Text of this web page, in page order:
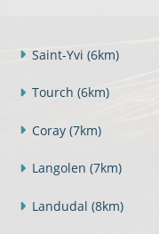
Saint-Yvi (6km)
Tourch (6km)
Coray (7km)
Langolen (7km)
Landudal (8km)